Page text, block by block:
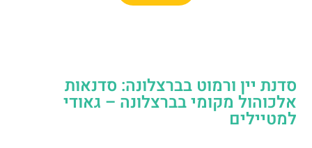
סדנת יין ורמוט בברצלונה: סדנאות
אלכוהול מקומי בברצלונה – גאודי
למטיילים